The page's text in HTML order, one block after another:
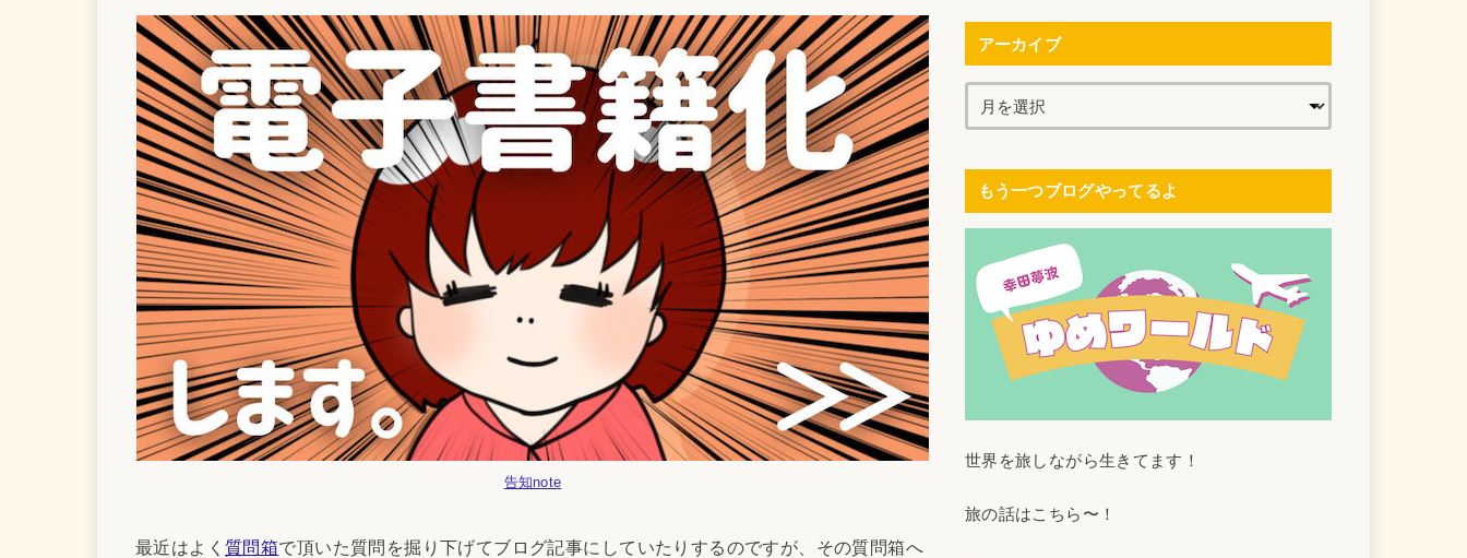
告知note
最近はよく 質問箱で頂いた質問を掘り下げてブログ記事にしていたりするのですが、その質問箱へ
アーカイブ
もう一つブログやってるよ
世界を旅しながら生きてます！
旅の話はこちら〜！